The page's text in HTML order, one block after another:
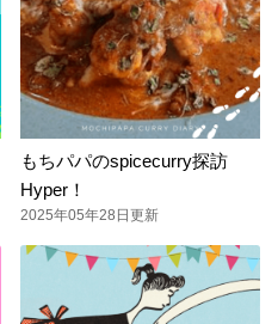
もちパパのspicecurry探訪
Hyper！
2025年05年28日更新